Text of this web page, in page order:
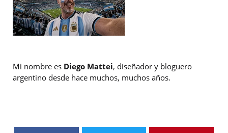
Mi nombre es Diego Mattei, diseñador y bloguero
argentino desde hace muchos, muchos años.